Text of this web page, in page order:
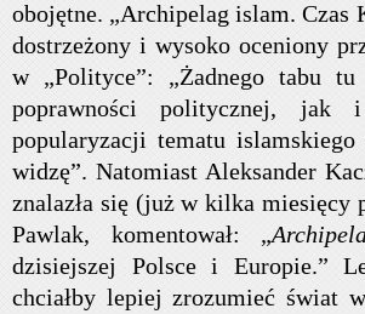
obojętne. „Archipelag islam. Czas
dostrzeżony i wysoko oceniony
w „Polityce”: „Żadnego tabu
poprawności politycznej,
popularyzacji tematu
widzę”. Natomiast Aleksander
znalazła się (już w kilka
Pawlak, komentował: „
dzisiejszej Polsce i Europie.”
chciałby lepiej zrozumieć świat